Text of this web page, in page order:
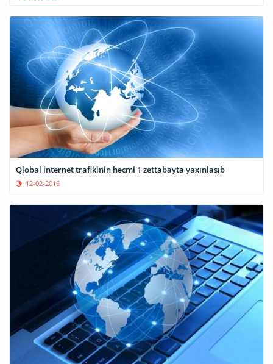
Qlobal internet trafikinin həcmi 1 zettabayta yaxınlaşıb
12-02-2016